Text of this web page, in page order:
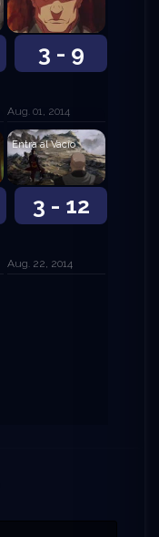
3 - 9
Aug. 01, 2014
3 - 12
Entra al Vacío
Aug. 22, 2014